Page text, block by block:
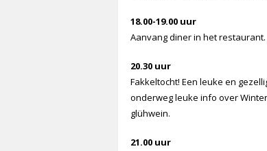
18.00-19.00 uur
Aanvang diner in het restaurant.
20.30 uur
Fakkeltocht! Een leuke en
onderweg leuke info over
glühwein.
21.00 uur